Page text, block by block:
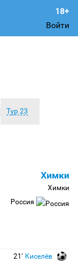
Войти
Тур 23
Химки
Химки
Россия
21′ Киселёв